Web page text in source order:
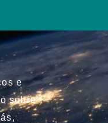
e
sobre